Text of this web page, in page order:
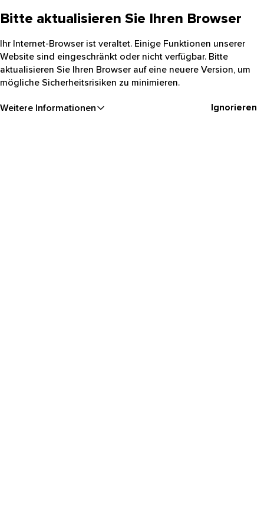
Bitte aktualisieren Sie Ihren Browser
Ihr Internet-Browser ist veraltet. Einige Funktionen unserer
Website sind eingeschränkt oder nicht verfügbar. Bitte
aktualisieren Sie Ihren Browser auf eine neuere Version, um
mögliche Sicherheitsrisiken zu minimieren.
Weitere Informationen Ignorieren